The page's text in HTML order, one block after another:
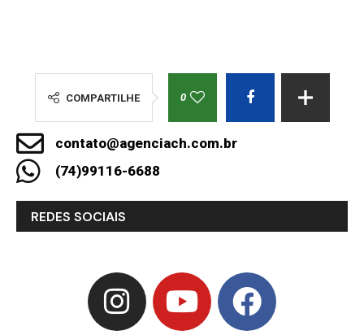
COMPARTILHE 0
contato@agenciach.com.br
(74)99116-6688
REDES SOCIAIS